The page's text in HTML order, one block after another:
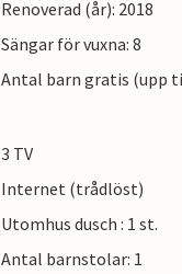
Renoverad (år): 2018
Sängar för vuxna: 8
Antal barn gratis (upp
3 TV
Internet (trådlöst)
Utomhus dusch : 1 st.
Antal barnstolar: 1